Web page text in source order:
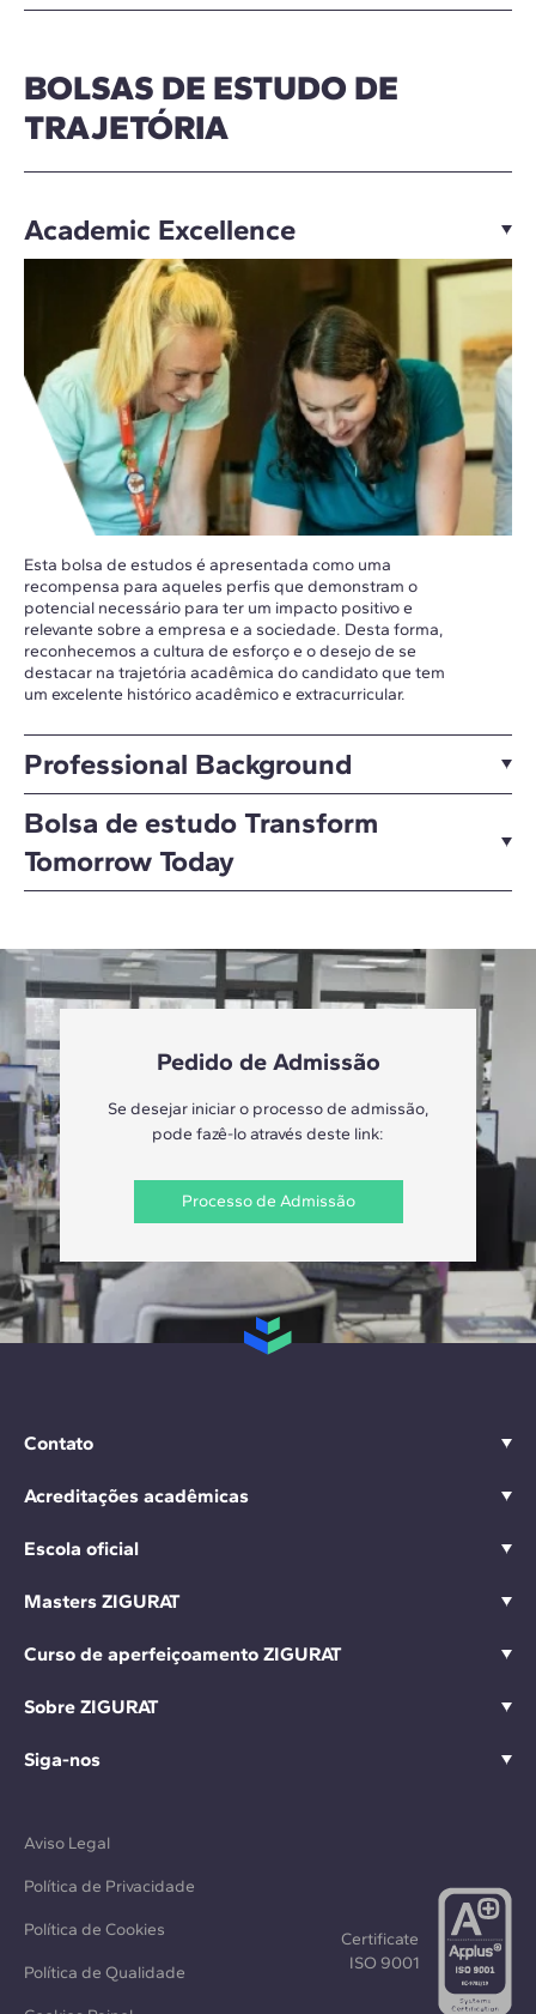
BOLSAS DE ESTUDO DE
TRAJETÓRIA
Academic Excellence
Esta bolsa de estudos é apresentada como uma
recompensa para aqueles perfis que demonstram o
potencial necessário para ter um impacto positivo e
relevante sobre a empresa e a sociedade. Desta forma,
reconhecemos a cultura de esforço e o desejo de se
destacar na trajetória acadêmica do candidato que tem
um excelente histórico acadêmico e extracurricular.
Professional Background
Bolsa de estudo Transform
Tomorrow Today
Pedido de Admissão
Se desejar iniciar o processo de admissão,
pode fazê-lo através deste link:
Processo de Admissão
Contato
Acreditações acadêmicas
Escola oficial
Masters ZIGURAT
Curso de aperfeiçoamento ZIGURAT
Sobre ZIGURAT
Siga-nos
Aviso Legal
Política de Privacidade
Política de Cookies
Política de Qualidade
Certificate
ISO 9001